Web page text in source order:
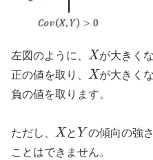
左図のように、 Xが大きく
正の値を取り、 Xが大きく
負の値を取ります。
ただし、 Xと Y の傾向の強
ことはできません。